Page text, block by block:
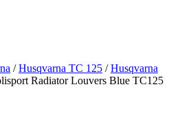
/Husqvarna TC 125 /Husqvarna
Radiator Louvers Blue TC125